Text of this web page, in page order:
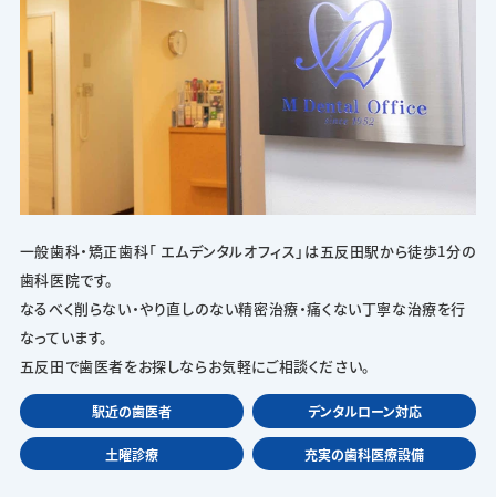
一般歯科・矯正歯科「 エムデンタルオフィス」は五反田駅から徒歩1分の
歯科医院です。
なるべく削らない・やり直しのない精密治療・痛くない丁寧な治療を行
なっています。
五反田で歯医者をお探しならお気軽にご相談ください。
駅近の歯医者 デンタルローン対応
土曜診療 充実の歯科医療設備